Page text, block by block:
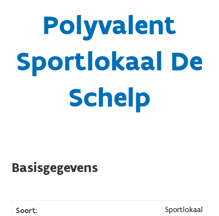
Polyvalent
Sportlokaal De
Schelp
Basisgegevens
Soort: Sportlokaal